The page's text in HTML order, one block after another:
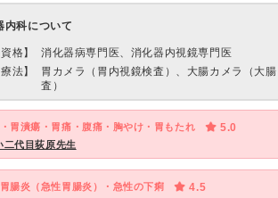
内科について
格】
消化器病専門医、消化器内視鏡専門医
法】
胃カメラ（胃内視鏡検査）、大腸カメラ（大
査）
胃潰瘍・胃痛・腹痛・胸やけ・胃もたれ 5.0
二代目荻原先生
腸炎（急性胃腸炎）・急性の下痢 4.5